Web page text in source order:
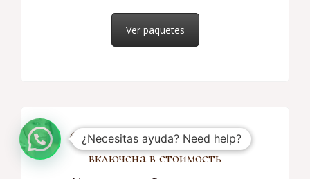
Ver paquetes
Свадьба с медовым месяцем
включена в стоимость
¿Necesitas ayuda? Need help?